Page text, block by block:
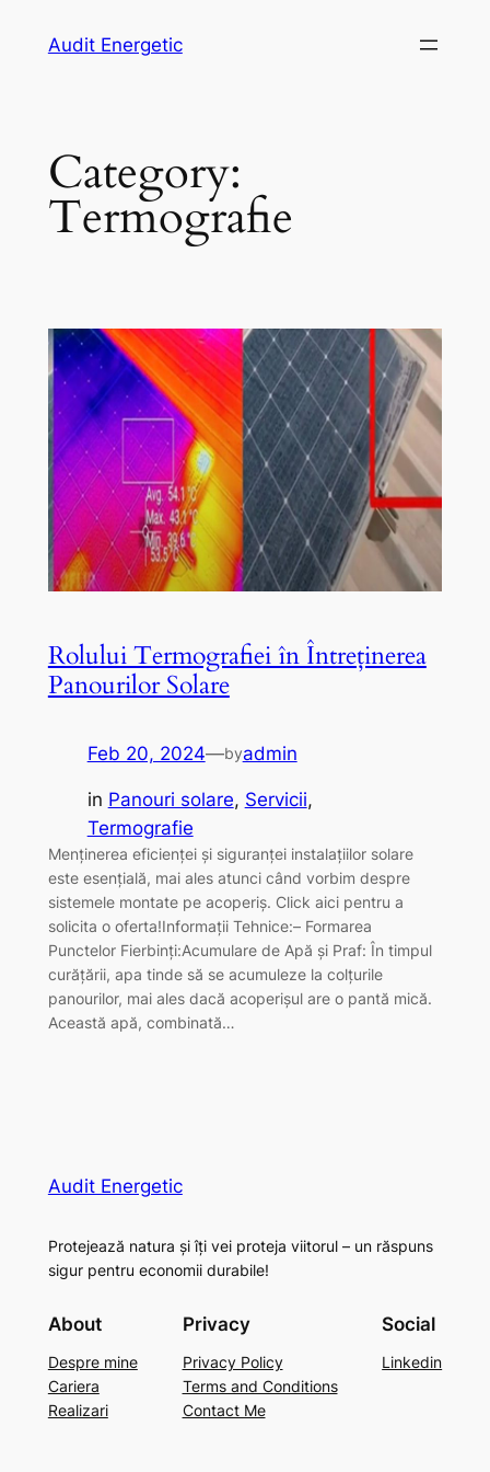
Audit Energetic
Category:
Termografie
Rolului Termografiei în Întreținerea
Panourilor Solare
Feb 20, 2024—byadmin
in Panouri solare, Servicii
Termografie
Menținerea eficienței și siguranței instalațiilor solare
este esențială, mai ales atunci când vorbim despre
sistemele montate pe acoperiș. Click aici pentru a
solicita o oferta!Informații Tehnice:– Formarea
Punctelor Fierbinți:Acumulare de Apă și Praf: În timpul
curățării, apa tinde să se acumuleze la colțurile
panourilor, mai ales dacă acoperișul are o pantă mică.
Această apă, combinată…
Audit Energetic
Protejează natura și îți vei proteja viitorul – un răspuns
sigur pentru economii durabile!
About
Despre mine
Cariera
Realizari
Privacy
Privacy Policy
Terms and Conditions
Contact Me
Social
Linkedin